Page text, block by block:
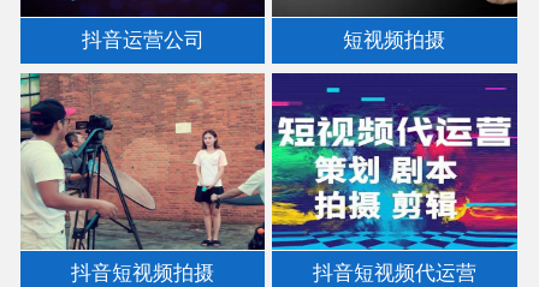
抖音运营公司 短视频拍摄
抖音短视频拍摄 抖音短视频代运营